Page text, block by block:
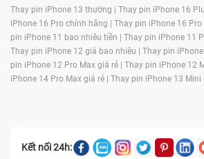
Thay pin iPhone 13 thường | Thay pin iPhone 16
iPhone 16 Pro chính hãng | Thay pin iPhone 16
pin iPhone 11 bao nhiêu tiền | Thay pin iPhone 11
Thay pin iPhone 12 giá bao nhiêu | Thay pin
pin iPhone 12 Pro Max giá rẻ | Thay pin iPhone 12
iPhone 14 Pro Max giá rẻ | Thay pin iPhone 13 Mini
Kết nối 24h: